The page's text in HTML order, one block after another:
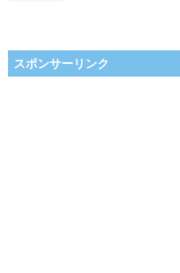
スポンサーリンク